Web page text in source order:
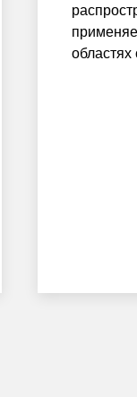
областях